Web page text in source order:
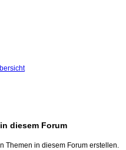
diesem Forum
Themen in diesem Forum erstellen.